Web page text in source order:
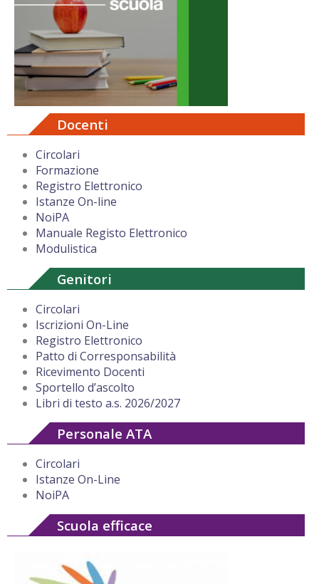
Docenti
Circolari
Formazione
Registro Elettronico
Istanze On-line
NoiPA
Manuale Registo Elettronico
Modulistica
Genitori
Circolari
Iscrizioni On-Line
Registro Elettronico
Patto di Corresponsabilità
Ricevimento Docenti
Sportello d’ascolto
Libri di testo a.s. 2026/2027
Personale ATA
Circolari
Istanze On-Line
NoiPA
Scuola efficace